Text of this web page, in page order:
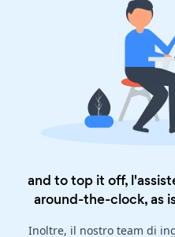
and to top it off,
around-the-clock, as
Inoltre, il nostro team di